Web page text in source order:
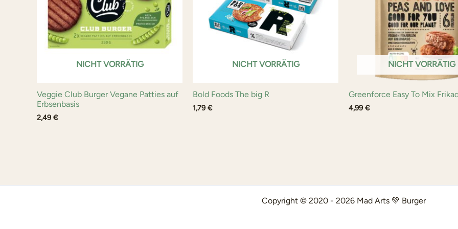
NICHT VORRÄTIG
Veggie Club Burger Vegane Patties auf
Erbsenbasis
2,49 €
NICHT VORRÄTIG
Bold Foods The big R
1,79 €
NICHT VORRÄTIG
Greenforce Easy To Mix
4,99 €
Copyright © 2020 - 2026 Mad Arts 💚 Burger